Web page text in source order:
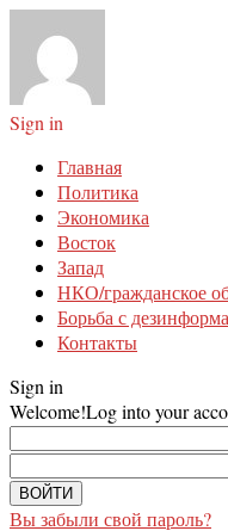
Sign in
Главная
Политика
Экономика
Восток
Запад
НКО/гражданское
Борьба с
Контакты
Sign in
Welcome!Log into your
Вы забыли свой пароль?